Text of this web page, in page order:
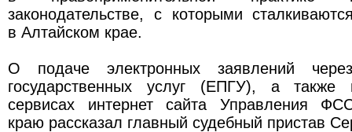
законодательстве, с которыми
в Алтайском крае.
О подаче электронных заявлений
государственных услуг (ЕПГУ), а также
сервисах интернет сайта Управления
краю рассказал главный судебный пристав